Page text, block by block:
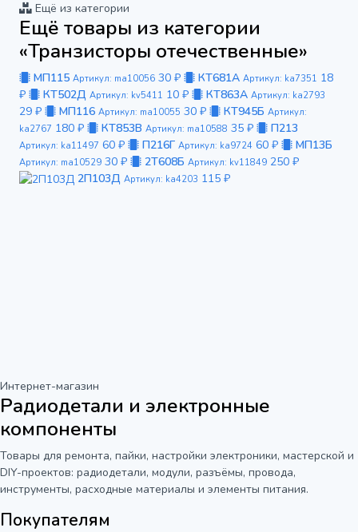
Ещё из категории
Ещё товары из категории
«Транзисторы отечественные»
МП115 Артикул: ma10056 30 ₽ КТ681А Артикул: ka7351 18
₽
КТ502Д Артикул: kv5411 10 ₽ КТ863А Артикул: ka2793
29 ₽ МП116 Артикул: ma10055 30 ₽ КТ945Б Артикул:
ka2767 180 ₽ КТ853В Артикул: ma10588 35 ₽ П213
Артикул: ka11497 60 ₽ П216Г Артикул: ka9724 60 ₽ МП13Б
Артикул: ma10529 30 ₽ 2Т608Б Артикул: kv11849 250 ₽
2П103Д Артикул: ka4203 115 ₽
Интернет-магазин
Радиодетали и электронные
компоненты
Товары для ремонта, пайки, настройки электроники, мастерской и
DIY-проектов: радиодетали, модули, разъёмы, провода,
инструменты, расходные материалы и элементы питания.
Покупателям